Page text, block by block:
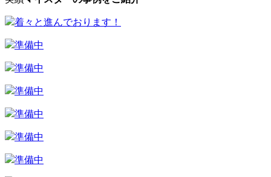
着々と進んでおります！
準備中
準備中
準備中
準備中
準備中
準備中